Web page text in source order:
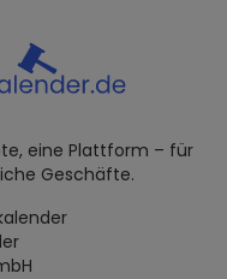
eine Plattform – für
Geschäfte.